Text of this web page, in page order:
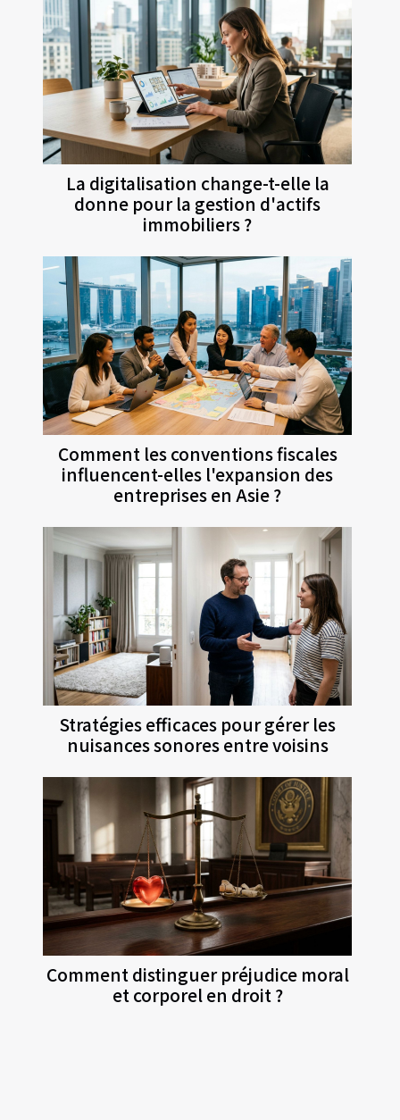
La digitalisation change-t-elle la
donne pour la gestion d'actifs
immobiliers ?
Comment les conventions fiscales
influencent-elles l'expansion des
entreprises en Asie ?
Stratégies efficaces pour gérer les
nuisances sonores entre voisins
Comment distinguer préjudice moral
et corporel en droit ?